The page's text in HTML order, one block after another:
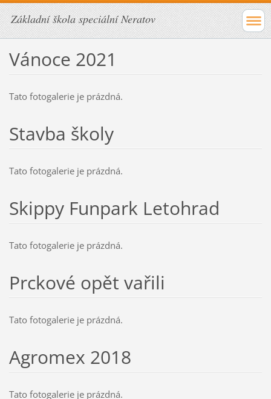
Základní škola speciální Neratov
Vánoce 2021
Tato fotogalerie je prázdná.
Stavba školy
Tato fotogalerie je prázdná.
Skippy Funpark Letohrad
Tato fotogalerie je prázdná.
Prckové opět vařili
Tato fotogalerie je prázdná.
Agromex 2018
Tato fotogalerie je prázdná.